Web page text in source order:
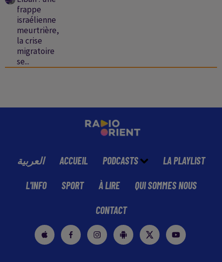
frappe
israélienne
meurtrière,
la crise
migratoire
se...